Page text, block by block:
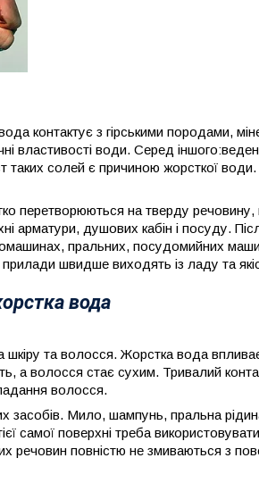
контактує з гірськими породами,
властивості води. Серед
таких солей є причиною жорсткої води.
перетворюються на тверду
арматури, душових кабін і посуду.
пральних, посудомийних
швидше виходять із ладу та
вода
та волосся. Жорстка вода
а волосся стає сухим. Тривалий
волосся.
засобів. Мило, шампунь, пральна
самої поверхні треба
речовин повністю не змиваються з